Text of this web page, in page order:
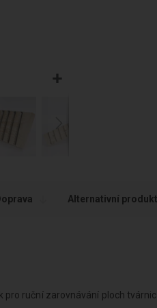
Alternativní
pro ruční zarovnávání ploch